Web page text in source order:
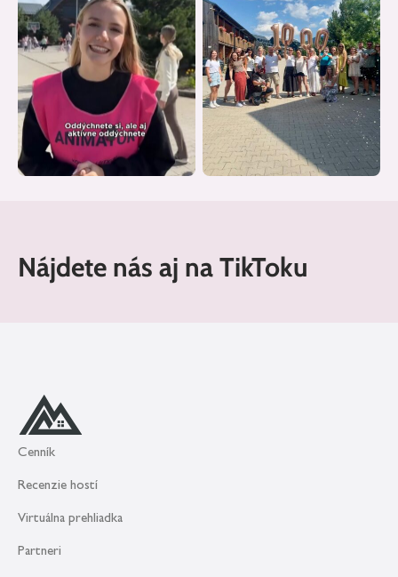
Nájdete nás aj na TikToku
Cenník
Recenzie hostí
Virtuálna prehliadka
Partneri